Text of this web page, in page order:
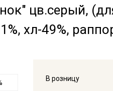
цв.серый,
хл-49%,
В розницу